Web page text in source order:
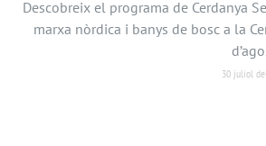
Descobreix el programa de Cerdanya
marxa nòrdica i banys de bosc a la
30 juliol